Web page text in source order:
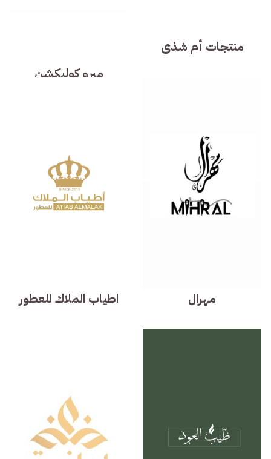
منتجات أم شذى
ميرو كوليكشن
مهرال اطياب الملاك للعطور